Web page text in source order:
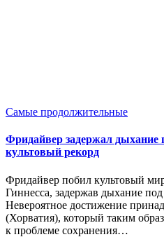
Опубликовано
Самые продолжительные
Фридайвер задержал дыхание
культовый рекорд
Фридайвер побил культовый
Гиннесса, задержав дыхание
Невероятное достижение
(Хорватия), который таким
к проблеме сохранения…